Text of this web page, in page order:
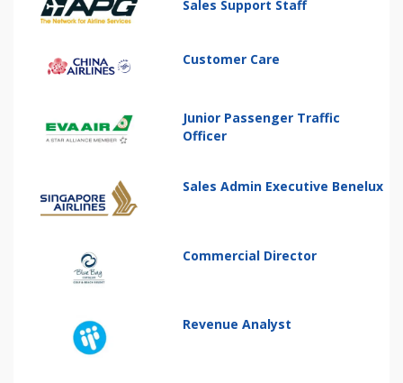
Sales Support Staff
Customer Care
Junior Passenger Traffic
Officer
Sales Admin Executive Benelux
Commercial Director
Revenue Analyst